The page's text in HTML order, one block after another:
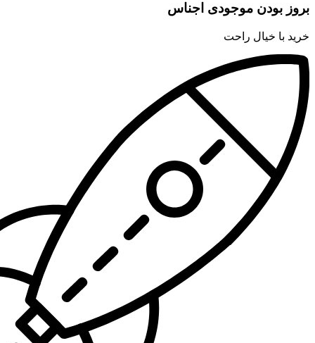
بروز بودن موجودی اجناس
خرید با خیال راحت